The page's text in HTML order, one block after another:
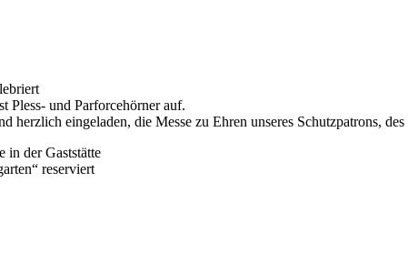
Pless- und Parforcehörner auf.
herzlich eingeladen, die Messe zu Ehren unseres Schutzpatrons,
in der Gaststätte
reserviert